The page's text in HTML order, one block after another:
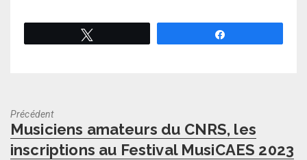
Précédent
Previous
post:
Musiciens amateurs du CNRS, les
inscriptions au Festival MusiCAES 2023